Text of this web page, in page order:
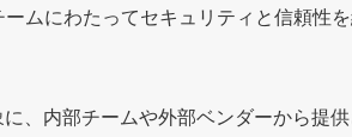
ムにわたってセキュリティと信頼性
、内部チームや外部ベンダーから提